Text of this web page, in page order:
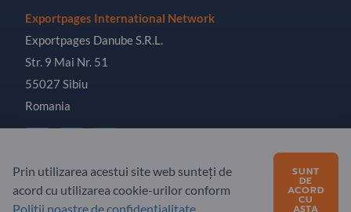
Exportpages International Network
Exportpages Danube S.R.L.
Str. 9 Mai Nr. 51
55027 Sibiu
Romania
Copyright © 2026 Exportpages International GmbH. All
Rights Reserved.
Prin utilizarea acestui site web sunteți de
acord cu utilizarea cookie-urilor conform
Politii noastre de confidențialitate
SUNT
DE
ACORD
CU
ASTA